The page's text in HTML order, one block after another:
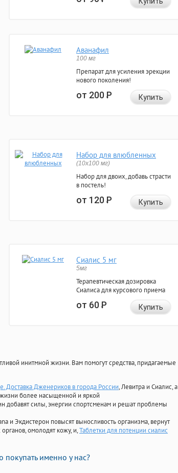
Аванафил
100 мг
Препарат для усиления эрекции
нового поколения!
от 200Р Купить
Набор для влюбленных
(10х100 мг)
Набор для двоих, добавь страсти
в постель!
от 120Р Купить
Сиалис 5 мг
5мг
Терапевтическая дозировка
Сиалиса для курсового приема
от 60Р Купить
инитмной жизни. Вам помогут средства, придагаемые
Доставка Дженериков в города России, Левитра и Сиалис, а
более насыщенной и яркой
добавят силы, энергии спортсменам и решат проблемы
и Экдистерон повысят выносливость организма, вернут
омолодят кожу, и,Таблетки для потенции сиалис
именно у нас?